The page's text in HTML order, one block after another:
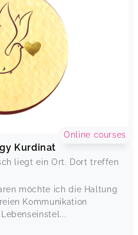
Kurdinat
liegt ein Ort. Dort treffen
möchte ich die Haltung
Kommunikation
Online courses